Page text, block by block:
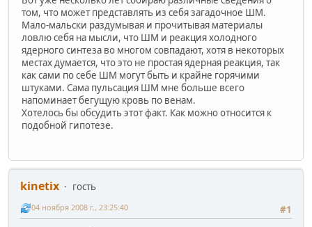
том, что может представлять из себя загадочное ШМ.
Мало-мальски раздумывая и прочитывая материалы
ловлю себя на мысли, что ШМ и реакция холодного
ядерного синтеза во многом совпадают, хотя в некоторых
местах думается, что это не простая ядерная реакция, так
как сами по себе ШМ могут быть и крайне горячими
штуками. Сама пульсация ШМ мне больше всего
напоминает бегущую кровь по венам.
Хотелось бы обсудить этот факт. Как можно относится к
подобной гипотезе.
kinetix
гость
#1
04 ноября 2008 г., 23:25:40